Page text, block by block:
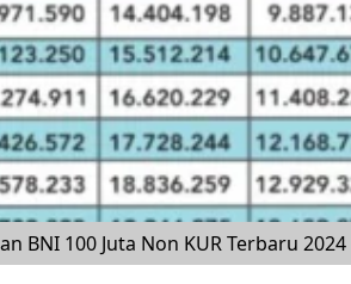
BNI 100 Juta Non KUR Terbaru 2024